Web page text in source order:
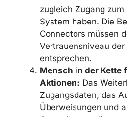
Account aus
Trennung der
nach
das externe E-Mails
nicht zugleich Zugang
CRM-System haben.
Berechtigungen eines
müssen dem
Aufgabenzufuhr